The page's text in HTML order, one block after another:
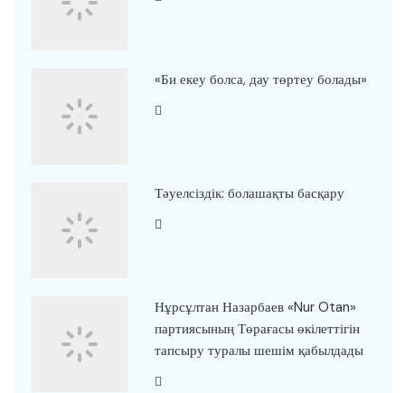
«Би екеу болса, дау төртеу болады»
Тәуелсіздік: болашақты басқару
Нұрсұлтан Назарбаев «Nur Otan»
партиясының Төрағасы өкілеттігін
тапсыру туралы шешім қабылдады